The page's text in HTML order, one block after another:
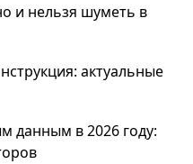
и нельзя шуметь в
актуальные
данным в 2026 году: